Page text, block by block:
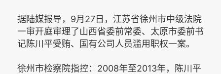
据陆媒报导，9月27日，江苏省徐州市中级法院
一审开庭审理了山西省委前常委、太原市委前书
记陈川平受贿、国有公司人员滥用职权一案。
徐州市检察院指控：2008年至2013年，陈川平